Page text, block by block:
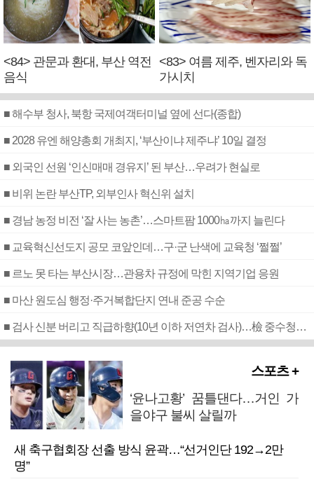
<84> 관문과 환대, 부산 역전
음식
<83> 여름 제주, 벤자리와 독
가시치
■ 해수부 청사, 북항 국제여객터미널 옆에 선다(종합)
■ 2028 유엔 해양총회 개최지, ‘부산이냐 제주냐’ 10일 결정
■ 외국인 선원 ‘인신매매 경유지’ 된 부산…우려가 현실로
■ 비위 논란 부산TP, 외부인사 혁신위 설치
■ 경남 농정 비전 ‘잘 사는 농촌’…스마트팜 1000㏊까지 늘린다
■ 교육혁신선도지 공모 코앞인데…구·군 난색에 교육청 ‘쩔쩔’
■ 르노 못 타는 부산시장…관용차 규정에 막힌 지역기업 응원
■ 마산 원도심 행정·주거복합단지 연내 준공 수순
■ 검사 신분 버리고 직급하향(10년 이하 저연차 검사)…檢 중수청행 기피
스포츠 +
‘윤나고황’ 꿈틀댄다…거인 가
을야구 불씨 살릴까
새 축구협회장 선출 방식 윤곽…“선거인단 192→2만
명”